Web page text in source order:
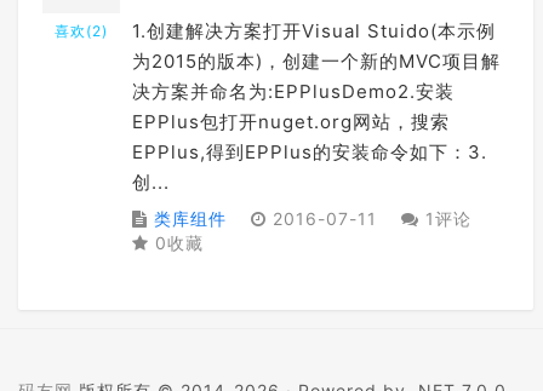
喜欢(2)
1.创建解决方案打开Visual Stuido(本示例
为2015的版本)，创建一个新的MVC项目解
决方案并命名为:EPPlusDemo2.安装
EPPlus包打开nuget.org网站，搜索
EPPlus,得到EPPlus的安装命令如下：3.
创...
类库组件 2016-07-11
1评论
0收藏